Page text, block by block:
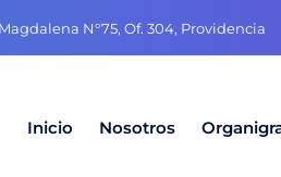
N°75, Of. 304, Providencia
Inicio Nosotros